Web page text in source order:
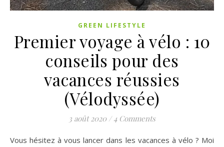
GREEN LIFESTYLE
Premier voyage à vélo : 10
conseils pour des
vacances réussies
(Vélodyssée)
3 août 2020 / 4 Comments
Vous hésitez à vous lancer dans les vacances à vélo ? Moi